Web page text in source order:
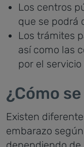
Los centros
que se podrá
Los trámites
así como las
por el
¿Cómo
Existen
embarazo